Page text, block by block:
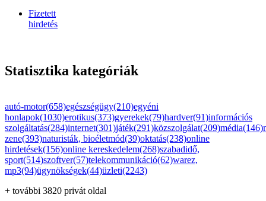
Fizetett
hirdetés
Statisztika kategóriák
autó-motor(658)egészségügy(210)egyéni
honlapok(1030)erotikus(373)gyerekek(79)hardver(91)információs
szolgáltatás(284)internet(301)játék(291)közszolgálat(209)média(146)
zene(393)naturisták, bioéletmód(39)oktatás(238)online
hirdetések(156)online kereskedelem(268)szabadidő,
sport(514)szoftver(57)telekommunikáció(62)warez,
mp3(94)ügynökségek(44)üzleti(2243)
+ további 3820 privát oldal